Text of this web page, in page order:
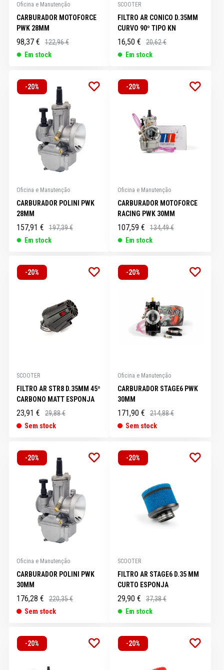
Oficina e Manutenção
CARBURADOR MOTOFORCE
PWK 28MM
98,37 €
122,96 €
Em stock
SCOOTER
FILTRO AR CONICO D.35MM
CURVO 90º TIPO KN
16,50 €
20,62 €
Em stock
-20%
Oficina e Manutenção
CARBURADOR POLINI PWK
28MM
157,91 €
197,39 €
Em stock
-20%
Oficina e Manutenção
CARBURADOR MOTOFORCE
RACING PWK 30MM
107,59 €
134,49 €
Em stock
-20%
SCOOTER
FILTRO AR STR8 D.35MM 45º
CARBONO MATT ESPONJA
23,91 €
29,88 €
Sem stock
-20%
Oficina e Manutenção
CARBURADOR STAGE6 PWK
30MM
171,90 €
214,88 €
Sem stock
-20%
Oficina e Manutenção
CARBURADOR POLINI PWK
30MM
176,28 €
220,35 €
Sem stock
-20%
SCOOTER
FILTRO AR STAGE6 D.35 MM
CURTO ESPONJA
29,90 €
37,38 €
Em stock
-20% -20%